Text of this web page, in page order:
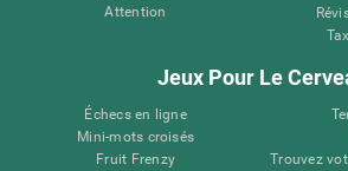
Attention
Jeux Pour Le
Échecs en ligne
Mini-mots croisés
Fruit Frenzy
Trouvez